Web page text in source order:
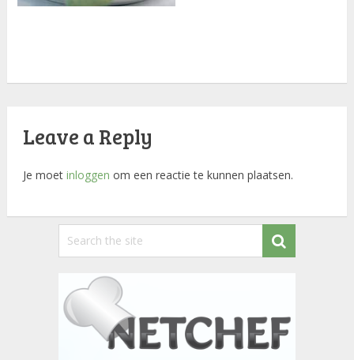
Leave a Reply
Je moet inloggen om een reactie te kunnen plaatsen.